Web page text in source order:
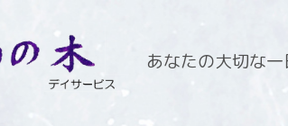
あなたの大切な一